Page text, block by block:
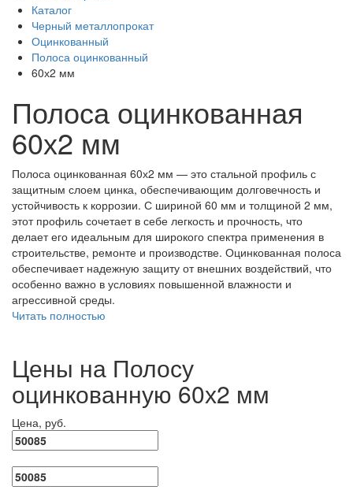
Каталог
Черный металлопрокат
Оцинкованный
Полоса оцинкованный
60х2 мм
Полоса оцинкованная
60х2 мм
Полоса оцинкованная 60х2 мм — это стальной профиль с
защитным слоем цинка, обеспечивающим долговечность и
устойчивость к коррозии. С шириной 60 мм и толщиной 2 мм,
этот профиль сочетает в себе легкость и прочность, что
делает его идеальным для широкого спектра применения в
строительстве, ремонте и производстве. Оцинкованная полоса
обеспечивает надежную защиту от внешних воздействий, что
особенно важно в условиях повышенной влажности и
агрессивной среды.
Читать полностью
Цены на Полосу
оцинкованную 60х2 мм
Цена, руб.